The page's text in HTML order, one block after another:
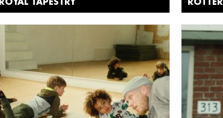
ROYAL TAPESTRY